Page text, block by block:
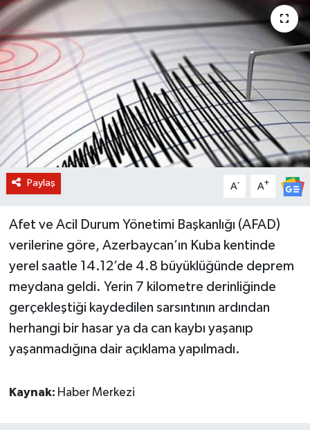
Paylaş A- A+
Afet ve Acil Durum Yönetimi Başkanlığı (AFAD)
verilerine göre, Azerbaycan’ın Kuba kentinde
yerel saatle 14.12’de 4.8 büyüklüğünde deprem
meydana geldi. Yerin 7 kilometre derinliğinde
gerçekleştiği kaydedilen sarsıntının ardından
herhangi bir hasar ya da can kaybı yaşanıp
yaşanmadığına dair açıklama yapılmadı.
Kaynak: Haber Merkezi
SAĞLIK
BİLİM VE TEKNOLOJİ
OTOMOBİL
KURUMSAL